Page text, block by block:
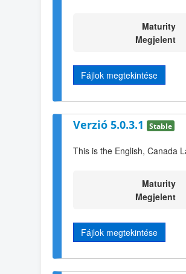
Maturity
Megjelent
Fájlok megtekintése
Verzió 5.0.3.1 Stable
This is the English, Canada
Maturity
Megjelent
Fájlok megtekintése